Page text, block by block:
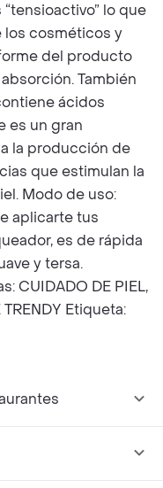
lo que
los cosméticos y
del producto
También
ácidos
es un gran
la producción de
que estimulan la
Modo de uso:
aplicarte tus
es de rápida
y tersa.
CUIDADO DE PIEL,
TRENDY Etiqueta: